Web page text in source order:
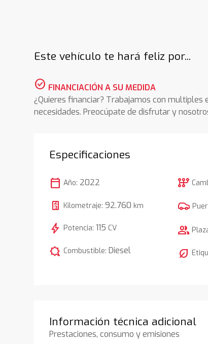
Este vehículo te hará feliz por...
check_circle FINANCIACIÓN A SU MEDIDA
¿Quieres financiar? Trabajamos con
necesidades. Preocúpate de disfrutar y
Especificaciones
calendar_today Año: 2022
Kilometraje:92.760 km
bolt Potencia:115 CV
comic_bubble Combustible:Diesel
auto_transmission
group
nest_eco_leaf
Información técnica adicional
Prestaciones, consumo y emisiones